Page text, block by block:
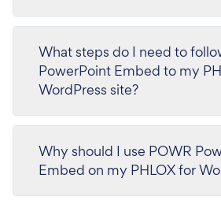
What steps do I need to
PowerPoint Embed to my
WordPress site?
Why should I use POWR
Embed on my PHLOX for